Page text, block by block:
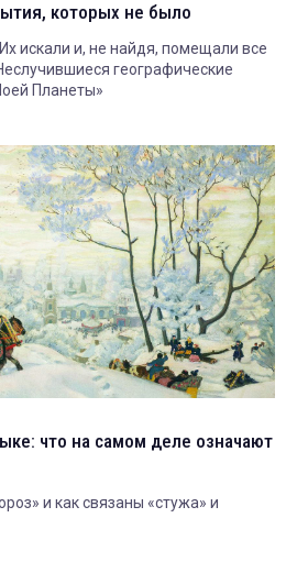
которых не было
искали и, не найдя, помещали все
географические
Планеты»
что на самом деле означают
и как связаны «стужа» и